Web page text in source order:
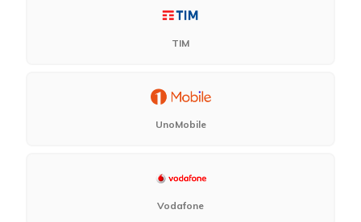
TIM
UnoMobile
Vodafone